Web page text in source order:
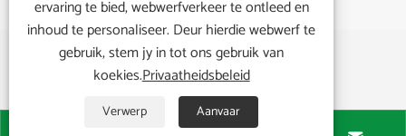
ervaring te bied, webwerfverkeer te ontleed en
inhoud te personaliseer. Deur hierdie webwerf te
gebruik, stem jy in tot ons gebruik van
koekies.Privaatheidsbeleid
Verwerp Aanvaar